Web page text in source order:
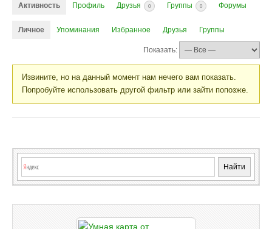
Активность Профиль Друзья 0 Группы 0 Форумы
Личное Упоминания Избранное Друзья Группы
Показать:
Извините, но на данный момент нам нечего вам показать.
Попробуйте использовать другой фильтр или зайти попозже.